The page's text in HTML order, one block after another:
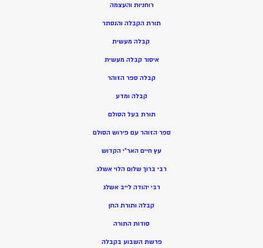
רוחניות והעצמה
תורת הקבלה והנסתר
קבלה מעשית
איסור קבלה מעשית
קבלה ספר הזוהר
קבלה ומדע
תורת בעל הסולם
ספר הזוהר עם פירוש הסולם
עץ חיים האר”י הקדוש
רבי ברוך שלום הלוי אשלג
רבי יהודה לייב אשלג
קבלה ותורת החן
סודות התורה
פרשת השבוע בקבלה